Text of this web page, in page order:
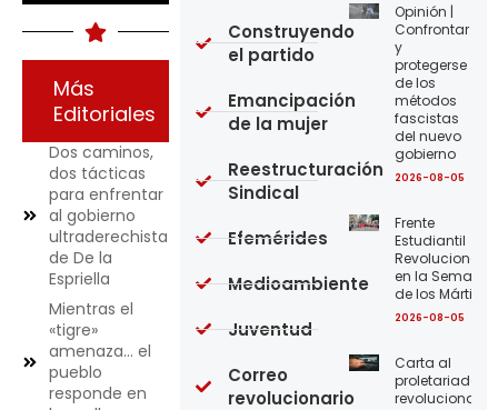
Más
Editoriales
Dos caminos,
dos tácticas
para enfrentar
al gobierno
ultraderechista
de De la
Espriella
Mientras el
«tigre»
amenaza… el
pueblo
responde en
Opinión |
Confrontar
y
protegerse
de los
métodos
fascistas
del nuevo
gobierno
2026-08-05
Frente
Estudiantil
Revolucionario
en la Semana
de los Mártires
2026-08-05
Carta al
proletariado
revolucionario
Construyendo
el partido
Emancipación
de la mujer
Reestructuración
Sindical
Efemérides
Medioambiente
Juventud
Correo
revolucionario